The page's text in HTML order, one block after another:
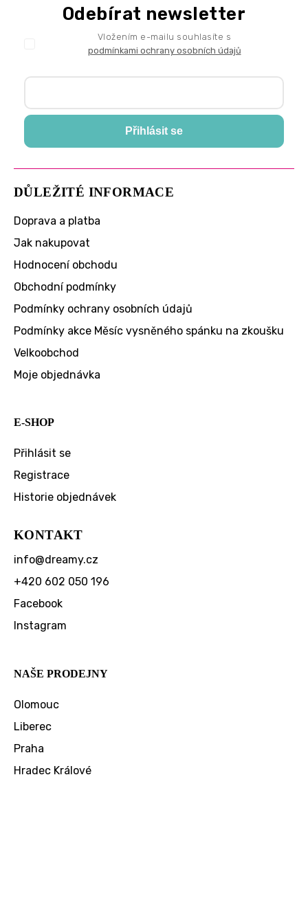
DŮLEŽITÉ INFORMACE
Doprava a platba
Jak nakupovat
Hodnocení obchodu
Obchodní podmínky
Podmínky ochrany osobních údajů
Podmínky akce Měsíc vysněného spánku na zkoušku
Velkoobchod
Moje objednávka
E-SHOP
Přihlásit se
Registrace
Historie objednávek
KONTAKT
info@dreamy.cz
+420 602 050 196
Facebook
Instagram
Odebírat newsletter
Vložením e-mailu souhlasíte s
podmínkami ochrany osobních údajů
Přihlásit se
NAŠE PRODEJNY
Olomouc
Liberec
Praha
Hradec Králové